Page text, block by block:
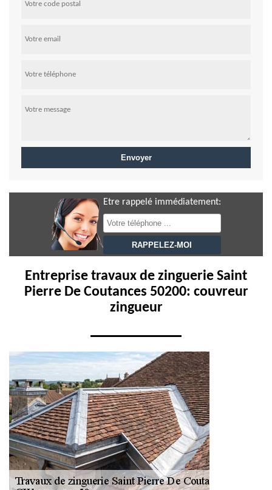
Etre rappelé immédiatement:
Entreprise travaux de zinguerie Saint
Pierre De Coutances 50200: couvreur
zingueur